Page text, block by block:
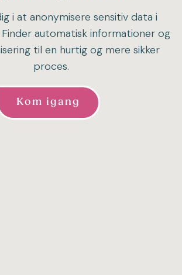
i at anonymisere sensitiv data i
automatisk informationer og
til en hurtig og mere sikker
proces.
Kom igang